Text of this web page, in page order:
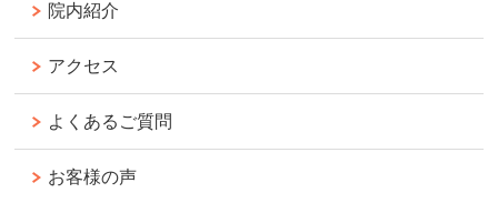
院内紹介
アクセス
よくあるご質問
お客様の声